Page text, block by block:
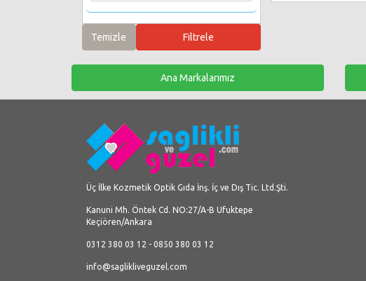
Ana Markalarımız
Üç İlke Kozmetik Optik Gıda İnş. İç ve Dış Tic. Ltd.Şti.
Kanuni Mh. Öntek Cd. NO:27/A-B Ufuktepe
Keçiören/Ankara
0312 380 03 12 - 0850 380 03 12
info@saglikliveguzel.com